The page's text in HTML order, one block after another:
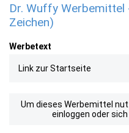
Dr. Wuffy
Zeichen)
Werbetext
Link zur Startseite
Um dieses Werbemittel
einloggen oder sich